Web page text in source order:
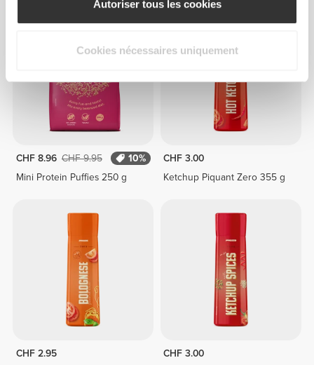
Autoriser tous les cookies
Cookies nécessaires uniquement
CHF 8.96 CHF 9.95
10%
Mini Protein Puffies 250 g
CHF 3.00
Ketchup Piquant Zero 355 g
CHF 2.95
CHF 3.00